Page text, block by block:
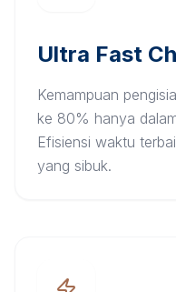
Ultra Fast
Kemampuan
ke 80% hanya
Efisiensi waktu
yang sibuk.